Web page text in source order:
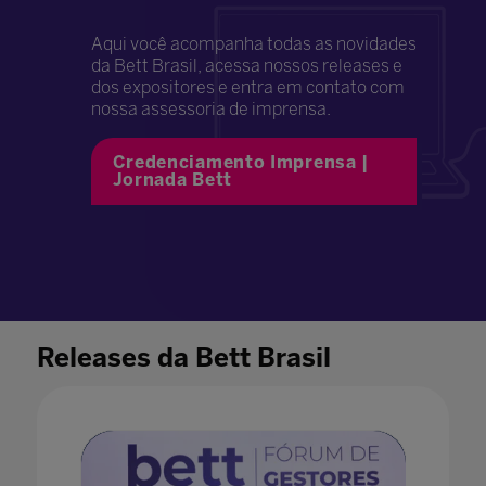
Aqui você acompanha todas as novidades
da Bett Brasil, acessa nossos releases e
dos expositores e entra em contato com
nossa assessoria de imprensa.
Credenciamento Imprensa |
Jornada Bett
Releases da Bett Brasil